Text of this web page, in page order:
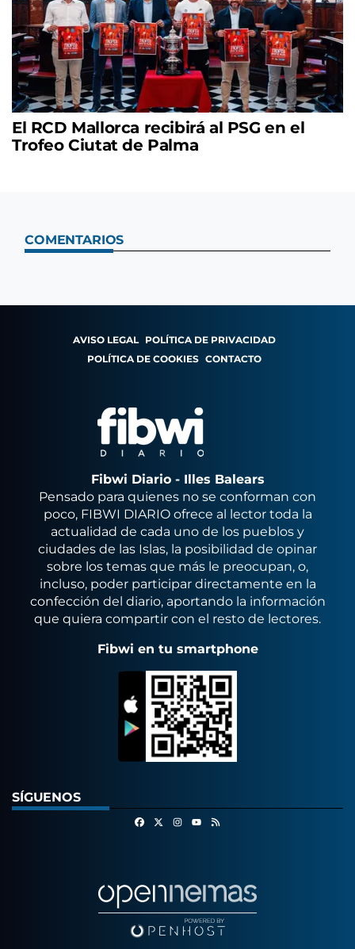
El RCD Mallorca recibirá al PSG en el
Trofeo Ciutat de Palma
COMENTARIOS
AVISO LEGAL POLÍTICA DE PRIVACIDAD
POLÍTICA DE COOKIES CONTACTO
Fibwi Diario - Illes Balears
Pensado para quienes no se conforman con
poco, FIBWI DIARIO ofrece al lector toda la
actualidad de cada uno de los pueblos y
ciudades de las Islas, la posibilidad de opinar
sobre los temas que más le preocupan, o,
incluso, poder participar directamente en la
confección del diario, aportando la información
que quiera compartir con el resto de lectores.
Fibwi en tu smartphone
SÍGUENOS
FacebookInstagram